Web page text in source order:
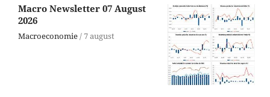
Macro Newsletter 07 August
2026
Macroeconomie/7 august